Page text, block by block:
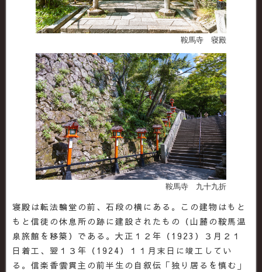
鞍馬寺 寝殿
鞍馬寺 九十九折
寝殿は転法輪堂の前、石段の横にある。この建物はもと
もと信徒の休息所の跡に建設されたもの（山麓の鞍馬温
泉旅館を移築）である。大正１２年（1923）３月２１
日着工、翌１３年（1924）１１月末日に竣工してい
る。信楽香雲貫主の前半生の自叙伝「独り居るを慎む」